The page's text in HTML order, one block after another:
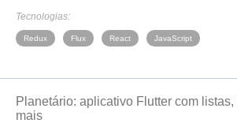
Tecnologias:
Redux Flux React JavaScript
Planetário: aplicativo Flutter com listas,
mais